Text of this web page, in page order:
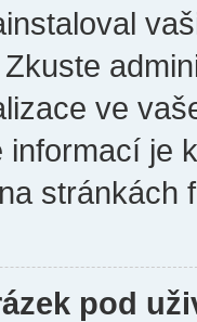
ve
informací je
stránkách
pod